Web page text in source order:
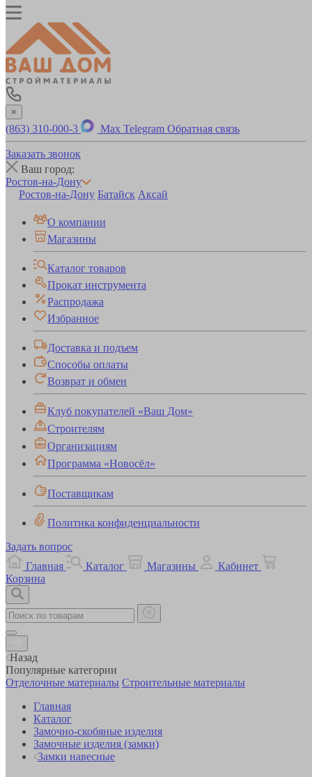
×
(863) 310-000-3 Max Telegram Обратная связь
Заказать звонок
Ваш город:
Ростов-на-Дону
Ростов-на-Дону Батайск Аксай
О компании
Магазины
Каталог товаров
Прокат инструмента
Распродажа
Избранное
Доставка и подъем
Способы оплаты
Возврат и обмен
Клуб покупателей «Ваш Дом»
Строителям
Организациям
Программа «Новосёл»
Поставщикам
Политика конфиденциальности
Задать вопрос
Главная
Каталог Магазины
Кабинет
Корзина
Назад
Популярные категории
Отделочные материалы Строительные материалы
Главная
Каталог
Замочно-скобяные изделия
Замочные изделия (замки)
Замки навесные